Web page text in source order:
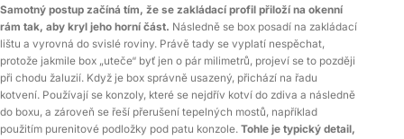
Samotný postup začíná tím, že se zakládací profil přiloží na okenní
rám tak, aby kryl jeho horní část. Následně se box posadí na zakládací
lištu a vyrovná do svislé roviny. Právě tady se vyplatí nespěchat,
protože jakmile box „uteče“ byť jen o pár milimetrů, projeví se to později
při chodu žaluzií. Když je box správně usazený, přichází na řadu
kotvení. Používají se konzoly, které se nejdřív kotví do zdiva a následně
do boxu, a zároveň se řeší přerušení tepelných mostů, například
použitím purenitové podložky pod patu konzole. Tohle je typický detail,